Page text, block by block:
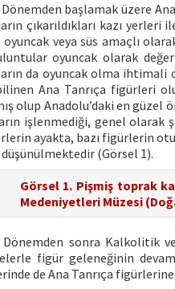
başlamak üzere
çıkarıldıkları kazı
oyuncak veya süs amaçlı
oyuncak olarak
da oyuncak olma ihtimali
Ana Tanrıça figürleri
olup Anadolu’daki en güzel
işlenmediği, genel olarak
ayakta, bazı figürlerin
(Görsel 1).
Görsel 1. Pişmiş toprak
Medeniyetleri Müzesi
sonra Kalkolitik
figür geleneğinin
de Ana Tanrıça